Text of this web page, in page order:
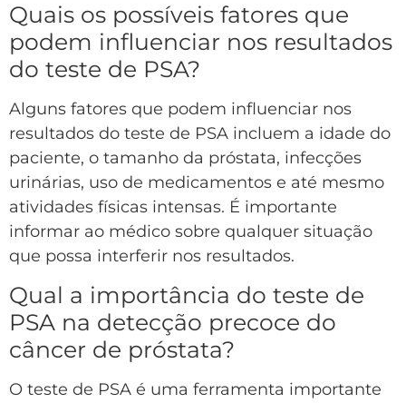
Quais os possíveis fatores que
podem influenciar nos resultados
do teste de PSA?
Alguns fatores que podem influenciar nos
resultados do teste de PSA incluem a idade do
paciente, o tamanho da próstata, infecções
urinárias, uso de medicamentos e até mesmo
atividades físicas intensas. É importante
informar ao médico sobre qualquer situação
que possa interferir nos resultados.
Qual a importância do teste de
PSA na detecção precoce do
câncer de próstata?
O teste de PSA é uma ferramenta importante